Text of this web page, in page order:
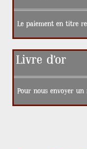
Le paiement en titre
Livre d’or
Pour nous envoyer un